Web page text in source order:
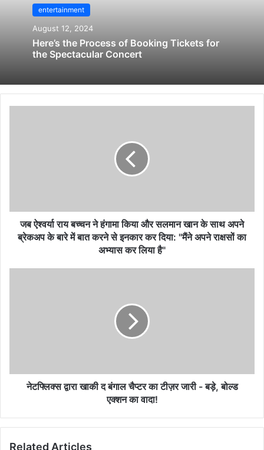
entertainment
August 12, 2024
Here’s the Process of Booking Tickets for
the Spectacular Concert
जब ऐश्वर्या राय बच्चन ने हंगामा किया और सलमान खान के साथ अपने
ब्रेकअप के बारे में बात करने से इनकार कर दिया: "मैंने अपने राक्षसों का
अभ्यास कर लिया है"
नेटफ्लिक्स द्वारा खाकी द बंगाल चैप्टर का टीज़र जारी - बड़े, बोल्ड
एक्शन का वादा!
Related Articles